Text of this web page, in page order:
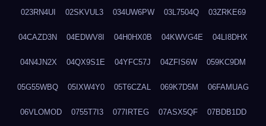
023RN4UI 02SKVUL3 034UW6PW 03L7504Q 03ZRKE69
04CAZD3N 04EDWV8I 04H0HX0B 04KWVG4E 04LI8DHX
04N4JN2X 04QX9S1E 04YFC57J 04ZFIS6W 059KC9DM
05G55WBQ 05IXW4Y0 05T6CZAL 069K7D5M 06FAMUAG
06VLOMOD 0755T7I3 077IRTEG 07ASX5QF 07BDB1DD